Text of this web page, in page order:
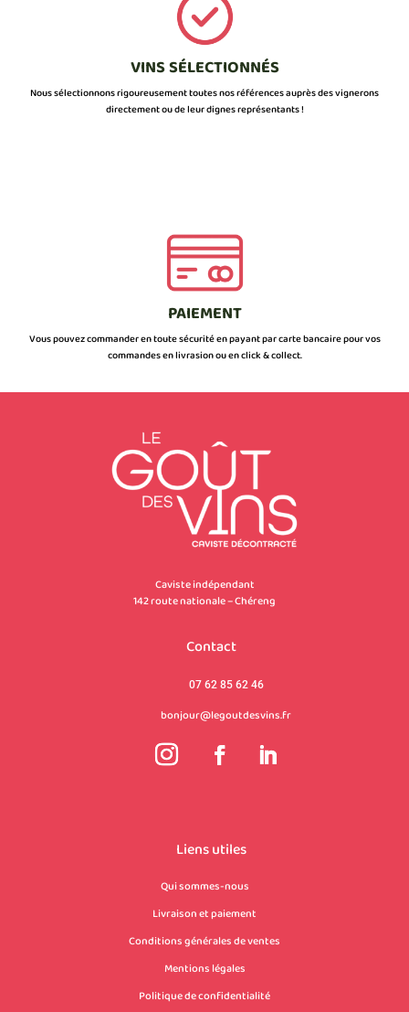
VINS SÉLECTIONNÉS
Nous sélectionnons rigoureusement toutes nos références auprès des vignerons
directement ou de leur dignes représentants !
PAIEMENT
Vous pouvez commander en toute sécurité en payant par carte bancaire pour vos
commandes en livrasion ou en click & collect.
Caviste indépendant
142 route nationale – Chéreng
Contact
07 62 85 62 46
bonjour@legoutdesvins.fr
Liens utiles
Qui sommes-nous
Livraison et paiement
Conditions générales de ventes
Mentions légales
Politique de confidentialité